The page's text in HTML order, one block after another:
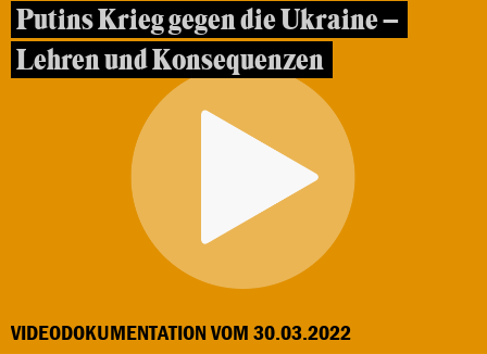
Putins Krieg gegen die Ukraine –
Lehren und Konsequenzen
VIDEODOKUMENTATION VOM 30.03.2022